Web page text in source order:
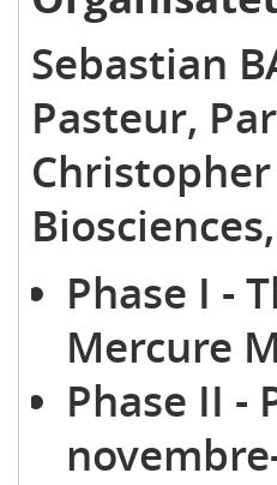
Sebastian
Pasteur,
Phase I -
Mercure
Phase II -